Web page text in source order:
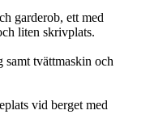
garderob, ett med
liten skrivplats.
tvättmaskin och
vid berget med